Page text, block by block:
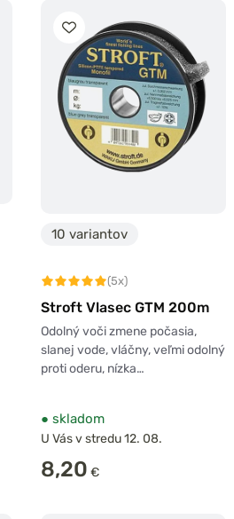
10 variantov
(5x)
Stroft Vlasec GTM 200m
Odolný voči zmene počasia,
slanej vode, vláčny, veľmi odolný
proti oderu, nízka…
● skladom
U Vás v stredu 12. 08.
8,20 €